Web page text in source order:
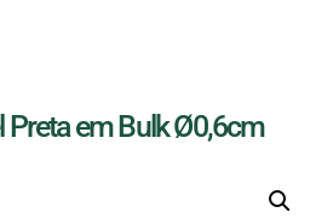
Preta em Bulk Ø0,6cm